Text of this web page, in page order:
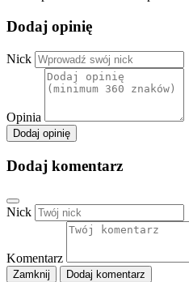
Dodaj opinię
Nick
Opinia
Dodaj opinię
Dodaj komentarz
Nick
Komentarz
Zamknij Dodaj komentarz